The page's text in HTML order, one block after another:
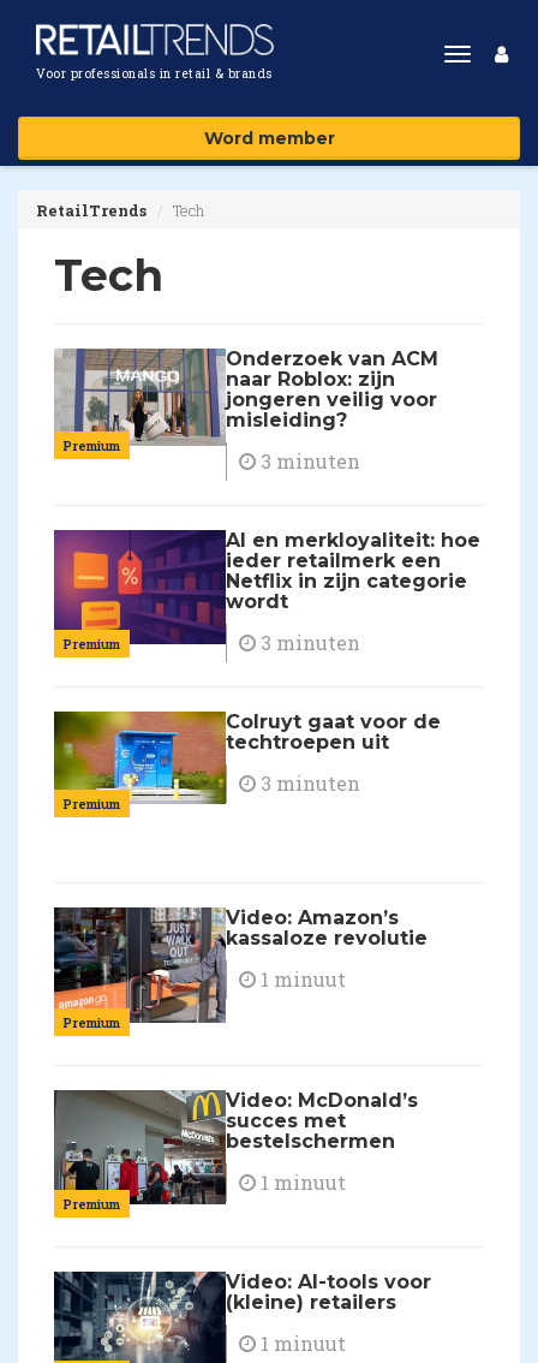
Voor professionals in retail & brands
Toggle
Word member
RetailTrends Tech
Tech
Premium
Onderzoek van ACM
naar Roblox: zijn
jongeren veilig voor
misleiding?
3 minuten
Premium
AI en merkloyaliteit: hoe
ieder retailmerk een
Netflix in zijn categorie
wordt
3 minuten
Premium
Colruyt gaat voor de
techtroepen uit
3 minuten
Premium
Video: Amazon’s
kassaloze revolutie
1 minuut
Premium
Video: McDonald’s
succes met
bestelschermen
1 minuut
Video: AI-tools voor
(kleine) retailers
1 minuut